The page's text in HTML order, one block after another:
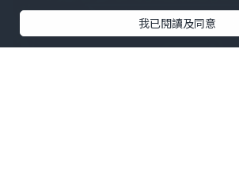
我已閱讀及同意